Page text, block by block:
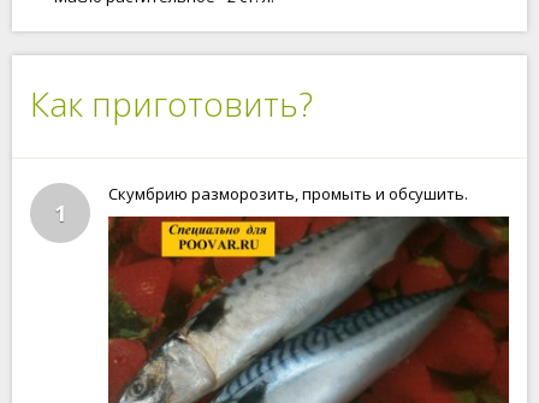
Как приготовить?
1
Скумбрию разморозить, промыть и обсушить.